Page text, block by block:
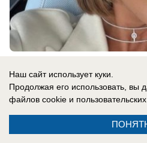
Реклама на сайте
Наш сайт использует куки.
Продолжая его использовать, вы
файлов cookie и